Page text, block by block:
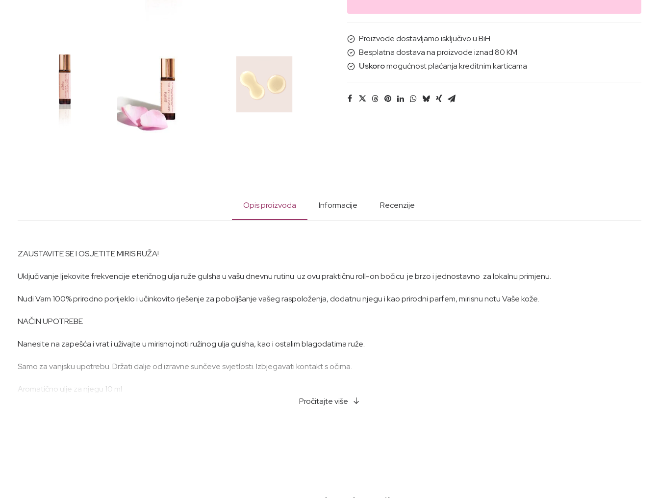
SMIRENJE
količina
Proizvode dostavljamo isključivo u BiH
Besplatna dostava na proizvode iznad 80 KM
Uskoromogućnost plaćanja kreditnim karticama
Opis proizvoda Informacije Recenzije
ZAUSTAVITE SE I OSJETITE MIRIS RUŽA!
Uključivanje ljekovite frekvencije eteričnog ulja ruže gulsha u vašu dnevnu rutinu uz ovu praktičnu roll-on bočicu je brzo i jednostavno za lokalnu primjenu.
Nudi Vam 100% prirodno porijeklo i učinkovito rješenje za poboljšanje vašeg raspoloženja, dodatnu njegu i kao prirodni parfem, mirisnu notu Vaše kože.
NAČIN UPOTREBE
Nanesite na zapešća i vrat i uživajte u mirisnoj noti ružinog ulja gulsha, kao i ostalim blagodatima ruže.
Samo za vanjsku upotrebu. Držati dalje od izravne sunčeve svjetlosti. Izbjegavati kontakt s očima.
Aromatično ulje za njegu 10 ml
Pročitajte više